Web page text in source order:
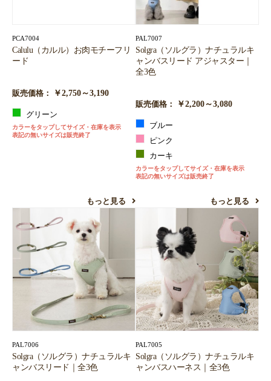
PCA7004
Calulu（カルル）お肉モチーフリ
ード
販売価格： ￥2,750～3,190
グリーン
カラーをタップしてサイズ・在庫を表示
表記の無いサイズは販売終了
もっと見る
PAL7007
Solgra（ソルグラ）ナチュラルキ
ャンバスリード アジャスター｜
全3色
販売価格： ￥2,200～3,080
ブルー
ピンク
カーキ
カラーをタップしてサイズ・在庫を表示
表記の無いサイズは販売終了
もっと見る
PAL7006
Solgra（ソルグラ）ナチュラルキ
ャンバスリード｜全3色
PAL7005
Solgra（ソルグラ）ナチュラルキ
ャンバスハーネス｜全3色